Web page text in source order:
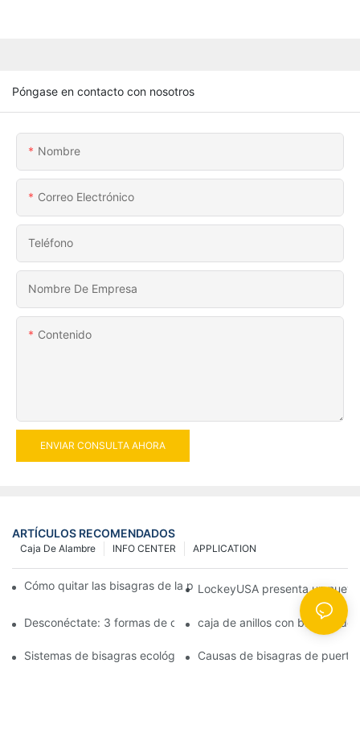
Póngase en contacto con nosotros
Nombre
Correo Electrónico
Teléfono
Nombre De Empresa
Contenido
ENVIAR CONSULTA AHORA
ARTÍCULOS RECOMENDADOS
APPLICATION
INFO CENTER
Caja De Alambre
Cómo quitar las bisagras de la puerta de su cocina, horno o
LockeyUSA presenta un
Desconéctate: 3 formas de crear puertas visualmente
caja de anillos con bisagra de
Sistemas de bisagras ecológicas: juntas herméticas para
Causas de bisagras de